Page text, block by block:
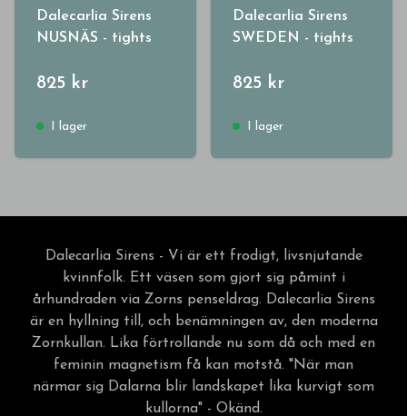
Dalecarlia Sirens
NUSNÄS - tights
825 kr
I lager
Dalecarlia Sirens
SWEDEN - tights
825 kr
I lager
Dalecarlia Sirens - Vi är ett frodigt, livsnjutande
kvinnfolk. Ett väsen som gjort sig påmint i
århundraden via Zorns penseldrag. Dalecarlia Sirens
är en hyllning till, och benämningen av, den moderna
Zornkullan. Lika förtrollande nu som då och med en
feminin magnetism få kan motstå. "När man
närmar sig Dalarna blir landskapet lika kurvigt som
kullorna" - Okänd.